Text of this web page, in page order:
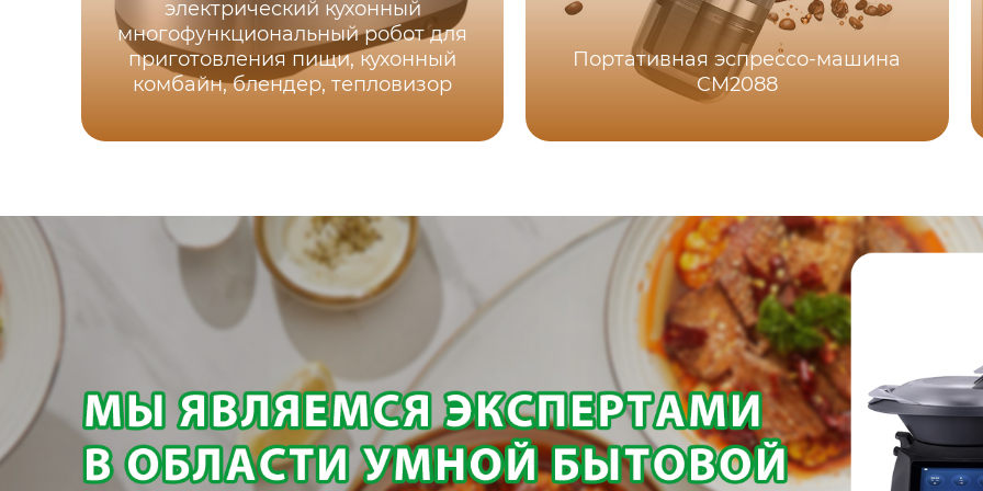
электрический кухонный
многофункциональный робот для
приготовления пищи, кухонный
комбайн, блендер, тепловизор
Портативная эспрессо-машина
CM2088